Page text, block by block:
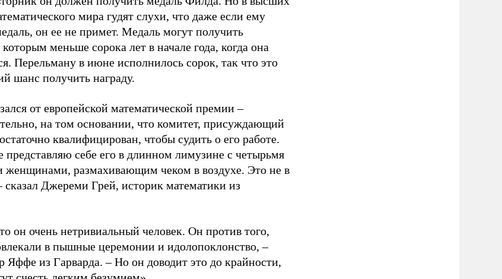
мира гудят слухи, что даже если ему
он ее не примет. Медаль могут получить
меньше сорока лет в начале года, когда она
Перельману в июне исполнилось сорок, так что это
шанс получить награду.
от европейской математической премии –
на том основании, что комитет, присуждающий
квалифицирован, чтобы судить о его работе.
представляю себе его в длинном лимузине с четырьмя
размахивающим чеком в воздухе. Это не в
сказал Джереми Грей, историк математики из
он очень нетривиальный человек. Он против того,
в пышные церемонии и идолопоклонство, –
Яффе из Гарварда. – Но он доводит это до крайности,